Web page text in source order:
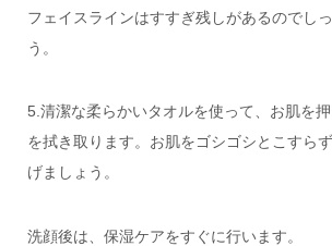
フェイスラインはすすぎ残しがあるのでし
う。
5.清潔な柔らかいタオルを使って、お肌を
を拭き取ります。お肌をゴシゴシとこすら
げましょう。
洗顔後は、保湿ケアをすぐに行います。